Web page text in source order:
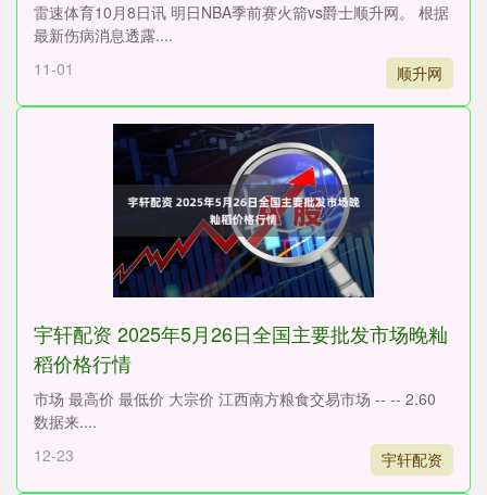
雷速体育10月8日讯 明日NBA季前赛火箭vs爵士顺升网。 根据
最新伤病消息透露....
11-01
顺升网
宇轩配资 2025年5月26日全国主要批发市场晚籼
稻价格行情
市场 最高价 最低价 大宗价 江西南方粮食交易市场 -- -- 2.60
数据来....
12-23
宇轩配资